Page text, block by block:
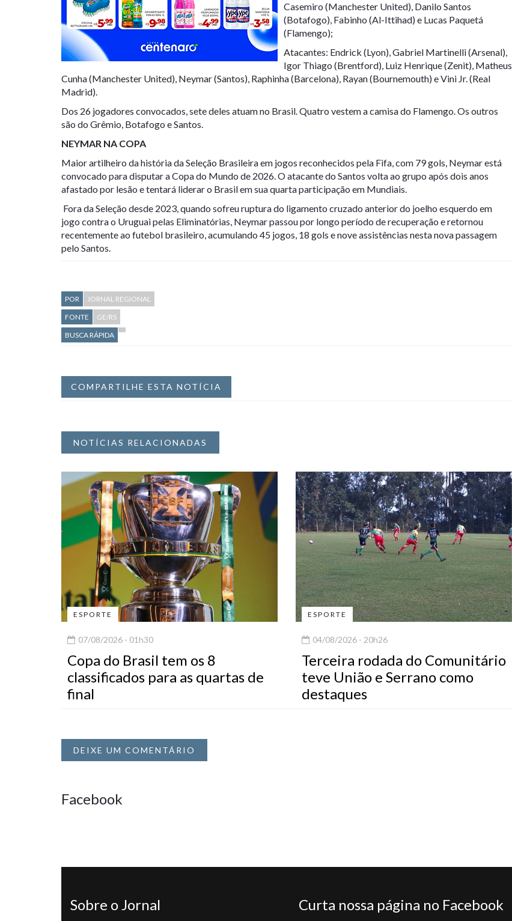
Casemiro (Manchester United), Danilo Santos
(Botafogo), Fabinho (Al-Ittihad) e Lucas Paquetá
(Flamengo);
Atacantes: Endrick (Lyon), Gabriel Martinelli (Arsenal),
Igor Thiago (Brentford), Luiz Henrique (Zenit), Matheus
Cunha (Manchester United), Neymar (Santos), Raphinha (Barcelona), Rayan (Bournemouth) e Vini Jr. (Real
Madrid).
Dos 26 jogadores convocados, sete deles atuam no Brasil. Quatro vestem a camisa do Flamengo. Os outros
são do Grêmio, Botafogo e Santos.
NEYMAR NA COPA
Maior artilheiro da história da Seleção Brasileira em jogos reconhecidos pela Fifa, com 79 gols, Neymar está
convocado para disputar a Copa do Mundo de 2026. O atacante do Santos volta ao grupo após dois anos
afastado por lesão e tentará liderar o Brasil em sua quarta participação em Mundiais.
Fora da Seleção desde 2023, quando sofreu ruptura do ligamento cruzado anterior do joelho esquerdo em
jogo contra o Uruguai pelas Eliminatórias, Neymar passou por longo período de recuperação e retornou
recentemente ao futebol brasileiro, acumulando 45 jogos, 18 gols e nove assistências nesta nova passagem
pelo Santos.
POR
JORNAL REGIONAL
FONTE
GE/RS
BUSCA RÁPIDA
COMPARTILHE ESTA NOTÍCIA
NOTÍCIAS RELACIONADAS
ESPORTE
07/08/2026 - 01h30
Copa do Brasil tem os 8
classificados para as quartas de
final
ESPORTE
04/08/2026 - 20h26
Terceira rodada do Comunitário
teve União e Serrano como
destaques
DEIXE UM COMENTÁRIO
Facebook
Sobre o Jornal Curta nossa página no Facebook